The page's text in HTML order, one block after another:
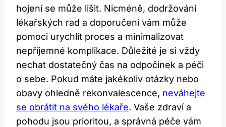
hojení se může lišit. Nicméně, dodržování
lékařských rad a doporučení vám ‍může
pomoci urychlit proces ‍a minimalizovat
nepříjemné komplikace. Důležité je⁣ si vždy
nechat dostatečný čas na odpočinek a péči⁢
o sebe. Pokud máte‍ jakékoliv otázky nebo
obavy ohledně rekonvalescence, neváhejte
se obrátit na svého lékaře. ‌Vaše zdraví a
pohodu jsou prioritou, a správná péče vám